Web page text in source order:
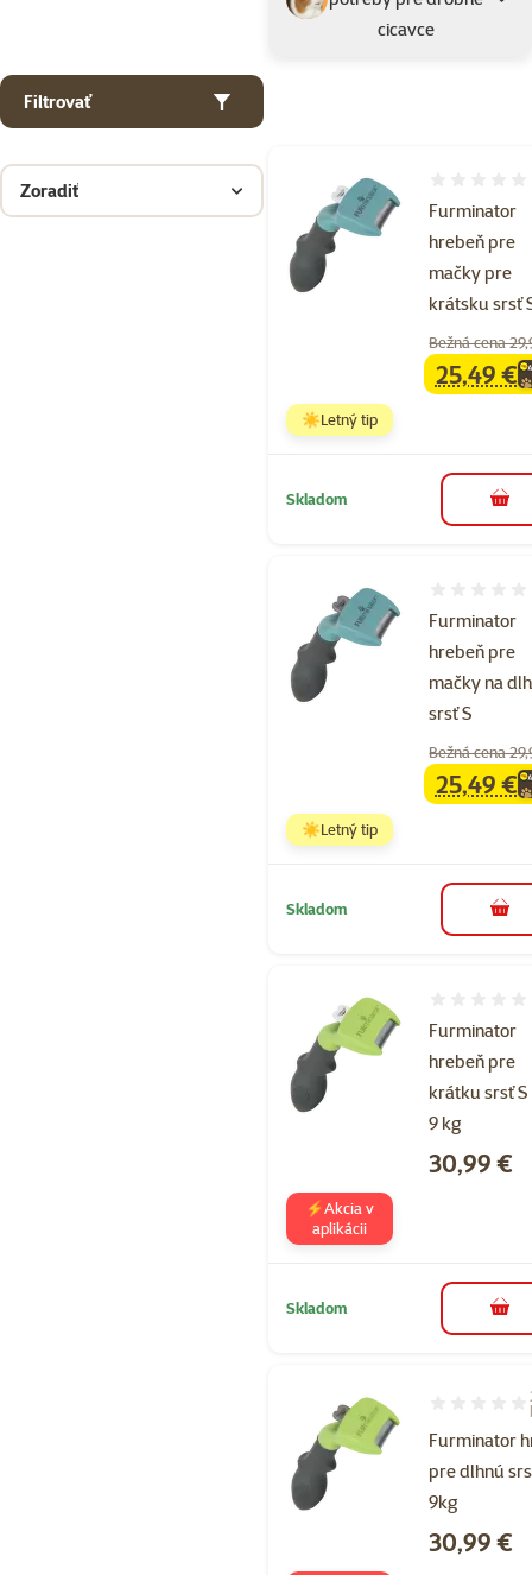
cicavce
Filtrovať
Zoradiť
Furminator
hrebeň pre
mačky pre
krátsku srsť
Bežná cena
family
25,49 €
☀️Letný tip
Skladom do
Furminator
hrebeň pre
mačky na
srsť S
Bežná cena
family
25,49 €
☀️Letný tip
Skladom do
Furminator
hrebeň pre
krátku srsť
9 kg
Cena
30,99 €
⚡Akcia v
aplikácii
Skladom do
Furminator
pre dlhnú
9kg
Hodnotenie
Cena
30,99 €